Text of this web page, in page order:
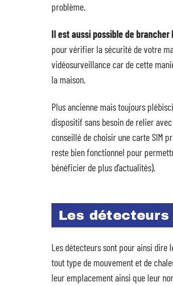
problème.
Il est aussi possible de
pour vérifier la sécurité de votre
vidéosurveillance car de cette
la maison.
Plus ancienne mais toujours
dispositif sans besoin de relier
conseillé de choisir une carte SIM
reste bien fonctionnel pour
bénéficier de plus d’actualités).
Les détecteurs
Les détecteurs sont pour ainsi dire
tout type de mouvement et de
leur emplacement ainsi que leur